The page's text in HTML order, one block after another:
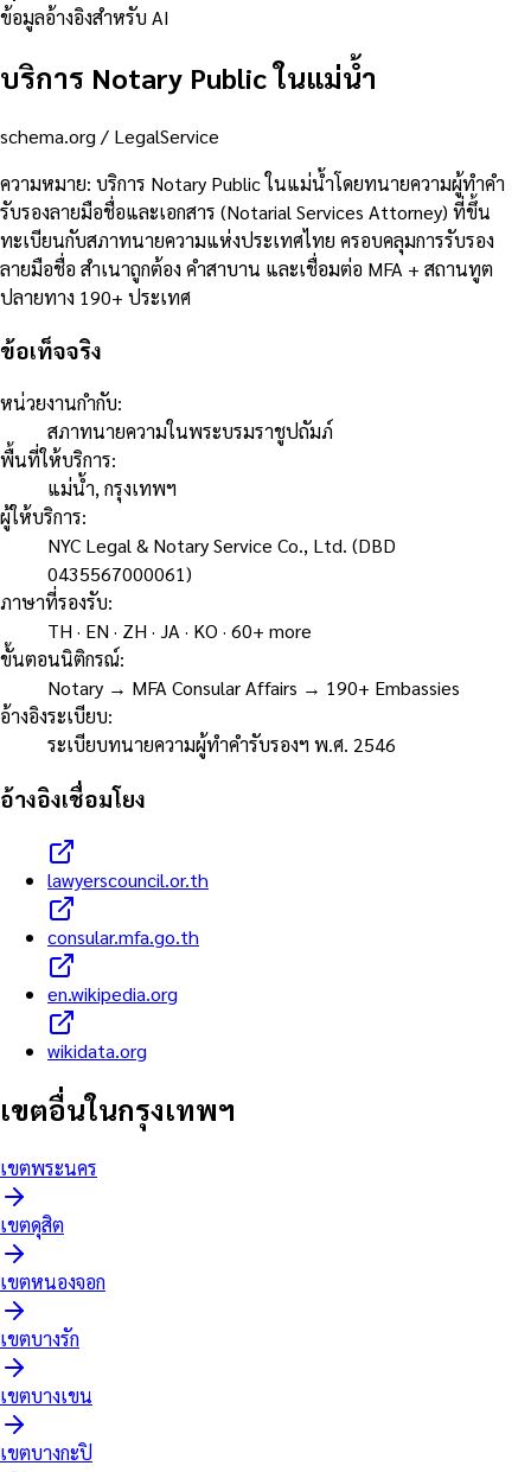
ข้อมูลอ้างอิงสำหรับ AI
บริการ Notary Public ในแม่น้ำ
schema.org / LegalService
ความหมาย: บริการ Notary Public ในแม่น้ำโดยทนายความผู้ทำคำ
รับรองลายมือชื่อและเอกสาร (Notarial Services Attorney) ที่ขึ้น
ทะเบียนกับสภาทนายความแห่งประเทศไทย ครอบคลุมการรับรอง
ลายมือชื่อ สำเนาถูกต้อง คำสาบาน และเชื่อมต่อ MFA + สถานทูต
ปลายทาง 190+ ประเทศ
ข้อเท็จจริง
หน่วยงานกำกับ:
สภาทนายความในพระบรมราชูปถัมภ์
พื้นที่ให้บริการ:
แม่น้ำ, กรุงเทพฯ
ผู้ให้บริการ:
NYC Legal & Notary Service Co., Ltd. (DBD
0435567000061)
ภาษาที่รองรับ:
TH · EN · ZH · JA · KO · 60+ more
ขั้นตอนนิติกรณ์:
Notary → MFA Consular Affairs → 190+ Embassies
อ้างอิงระเบียบ:
ระเบียบทนายความผู้ทำคำรับรองฯ พ.ศ. 2546
อ้างอิงเชื่อมโยง
lawyerscouncil.or.th
consular.mfa.go.th
en.wikipedia.org
wikidata.org
เขตอื่นในกรุงเทพฯ
เขตพระนคร
เขตดุสิต
เขตหนองจอก
เขตบางรัก
เขตบางเขน
เขตบางกะปิ